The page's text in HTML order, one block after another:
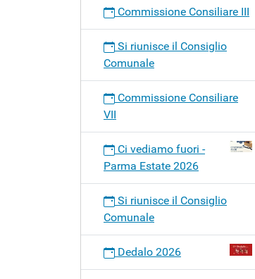
Commissione Consiliare III
Si riunisce il Consiglio
Comunale
Commissione Consiliare
VII
Ci vediamo fuori -
Parma Estate 2026
Si riunisce il Consiglio
Comunale
Dedalo 2026